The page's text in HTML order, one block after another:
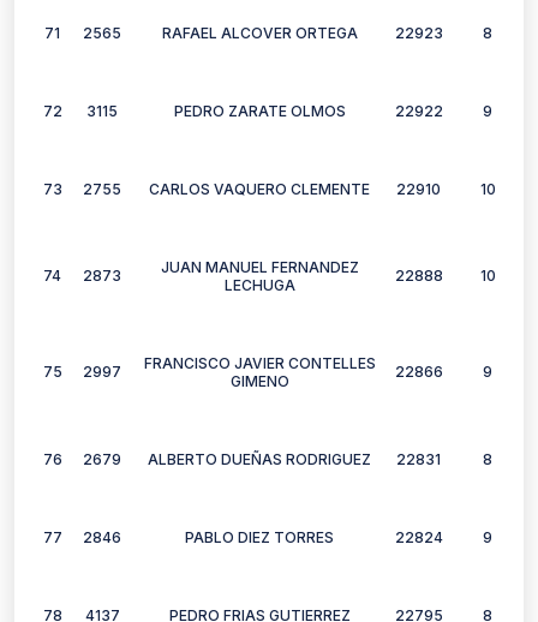
71 2565 RAFAEL ALCOVER ORTEGA 22923 8
72 3115 PEDRO ZARATE OLMOS 22922 9
73 2755 CARLOS VAQUERO CLEMENTE 22910 10
74 2873
JUAN MANUEL FERNANDEZ
LECHUGA
22888 10
75 2997
FRANCISCO JAVIER CONTELLES
GIMENO
22866 9
76 2679 ALBERTO DUEÑAS RODRIGUEZ 22831 8
77 2846 PABLO DIEZ TORRES 22824 9
78 4137 PEDRO FRIAS GUTIERREZ 22795 8